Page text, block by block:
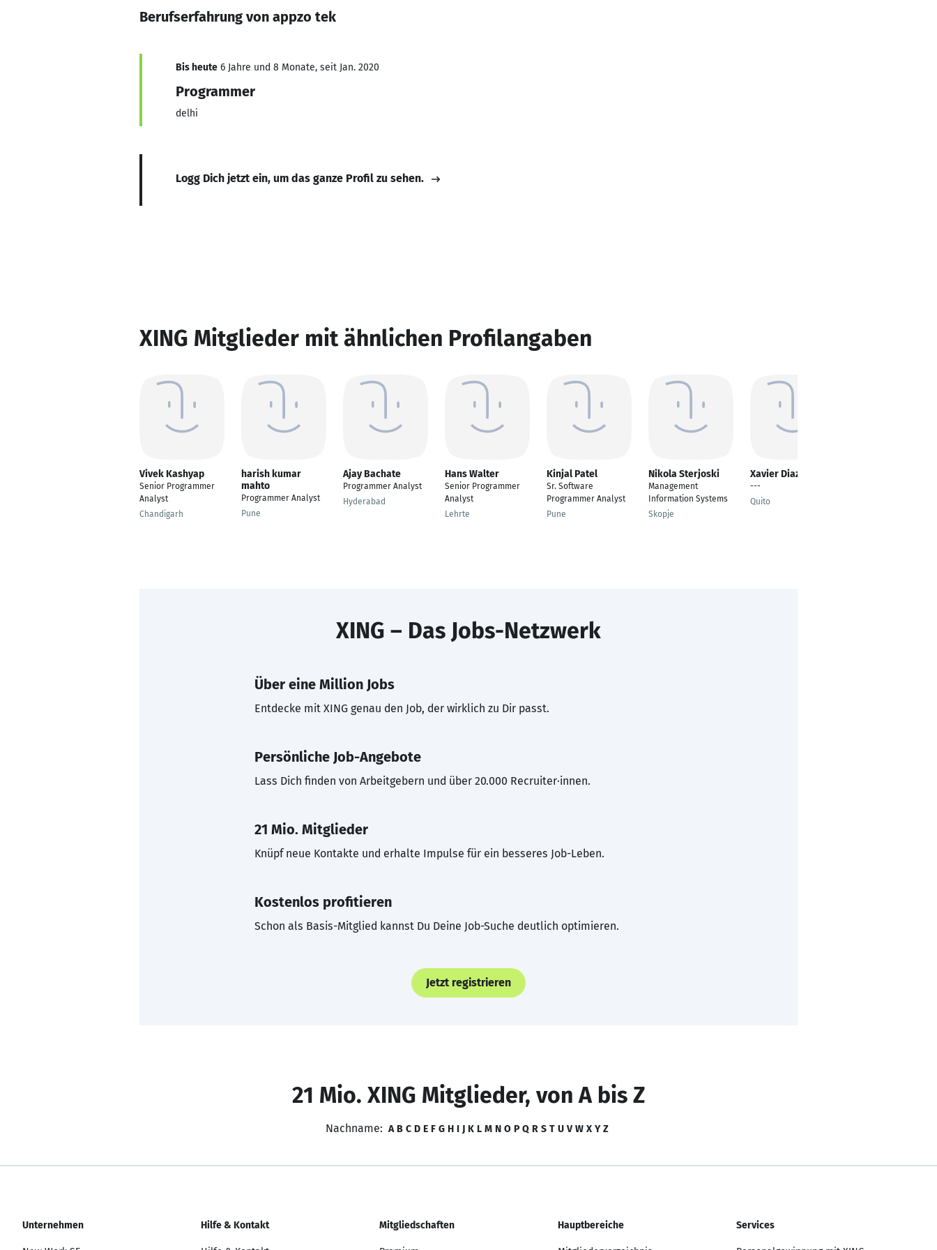
Berufserfahrung von appzo tek
Bis heute 6 Jahre und 8 Monate, seit Jan. 2020
Programmer
delhi
Logg Dich jetzt ein, um das ganze Profil zu sehen.
XING Mitglieder mit ähnlichen Profilangaben
Vivek Kashyap
Senior Programmer
Analyst
Chandigarh
harish kumar
mahto
Programmer Analyst
Pune
Ajay Bachate
Programmer Analyst
Hyderabad
Hans Walter
Senior Programmer
Analyst
Lehrte
Kinjal Patel
Sr. Software
Programmer Analyst
Pune
Nikola Sterjoski
Management
Information Systems
Skopje
Xavier Diaz
---
Quito
XING – Das Jobs-Netzwerk
Über eine Million Jobs
Entdecke mit XING genau den Job, der wirklich zu Dir passt.
Persönliche Job-Angebote
Lass Dich finden von Arbeitgebern und über 20.000 Recruiter·innen.
21 Mio. Mitglieder
Knüpf neue Kontakte und erhalte Impulse für ein besseres Job-Leben.
Kostenlos profitieren
Schon als Basis-Mitglied kannst Du Deine Job-Suche deutlich optimieren.
Jetzt registrieren
21 Mio. XING Mitglieder, von A bis Z
Nachname: A B C D E F G H I J K L M N O P Q R S T U V W X Y Z
Unternehmen Hilfe & Kontakt Mitgliedschaften Hauptbereiche Services